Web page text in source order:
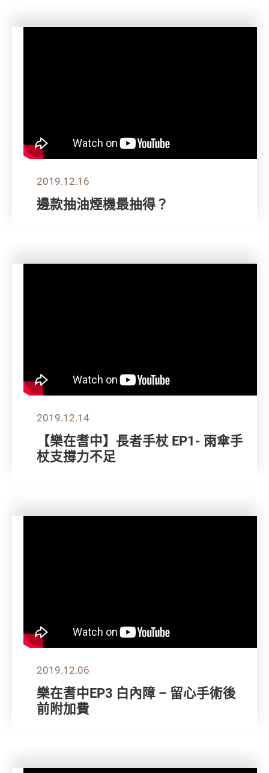
2019.12.16
邊款抽油煙機最抽得？
2019.12.14
【樂在耆中】長者手杖 EP1- 雨傘手
杖支撐力不足
2019.12.06
樂在耆中EP3 白內障 – 留心手術後
前附加費